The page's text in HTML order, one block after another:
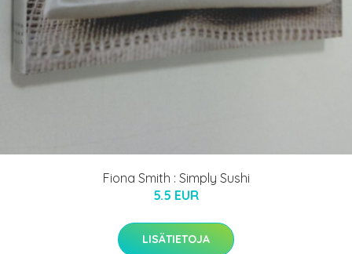
Fiona Smith : Simply Sushi
5.5 EUR
LISÄTIETOJA